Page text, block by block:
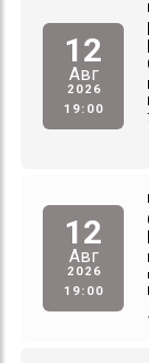
12
Авг
2026
19:00
12
Авг
2026
19:00